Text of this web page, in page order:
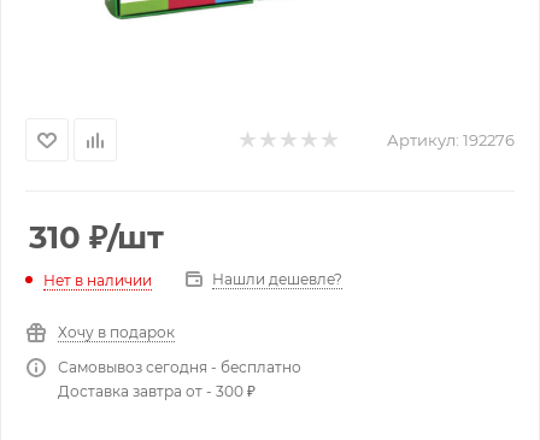
Артикул: 192276
310 ₽/шт
Нет в наличии Нашли дешевле?
Хочу в подарок
Самовывоз сегодня - бесплатно
Доставка завтра от - 300 ₽